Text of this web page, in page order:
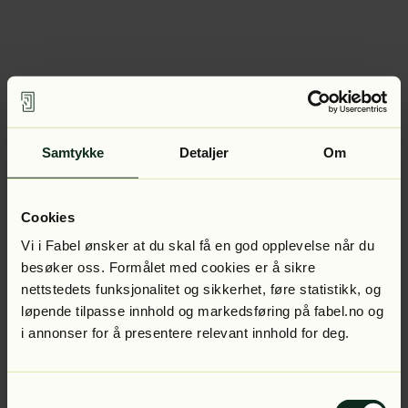
Samtykke Detaljer Om
Cookies
Vi i Fabel ønsker at du skal få en god opplevelse når du
besøker oss. Formålet med cookies er å sikre
nettstedets funksjonalitet og sikkerhet, føre statistikk, og
løpende tilpasse innhold og markedsføring på fabel.no og
i annonser for å presentere relevant innhold for deg.